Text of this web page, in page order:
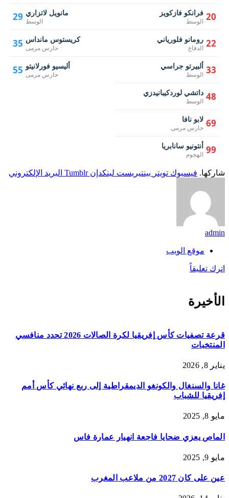
29 مانويل لاتزاري
الوسط
35 كريستوس مانداس
حارس مرمى
55 أليسيو فورلانيتو
حارس مرمى
20 فرانكو فازكويز
الوسط
22 رومانو فلورياني
الدفاع
33 ألبيرتو جراسي
الوسط
48 داتشي لوردكيبانيدزي
الوسط
69 لابو نافا
حارس مرمى
99 أنتونيو سانابريا
الهجوم
شاركها. فيسبوك تويتر بينتيريست لينكدإن Tumblr البريد الإلكتروني
admin
موقع الويب
اترك تعليقاً
الأخيرة
قرعة تصفيات كأس إفريقيا لكرة الصالات 2026 تحدد منافسي
المنتخبات
يناير 8, 2026
غانا والسنغال والكونغو الديمقراطية إلى ربع نهائي كأس أمم
إفريقيا للشباب
مايو 8, 2025
الماص يعزي ضحايا فاجعة انهيار عمارة فاس
مايو 9, 2025
عين على كان 2027 من ملاعب المغرب